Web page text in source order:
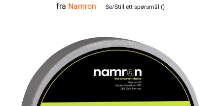
48mmx50m grå Pro
fra Namron Se/Still ett spørsmål ()